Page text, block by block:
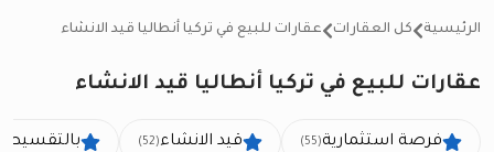
الرئيسية كل العقارات عقارات للبيع في تركيا أنطاليا قيد الانشاء
عقارات للبيع في تركيا أنطاليا قيد الانشاء
فرصة استثمارية(55) قيد الانشاء(52) بالتقسيط(46)